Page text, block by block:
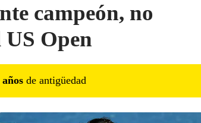
campeón, no
Open
años de antigüedad